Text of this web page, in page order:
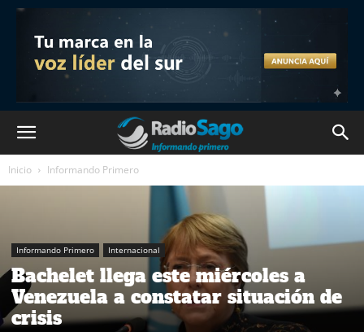
Inicio Informando Primero
Informando Primero Internacional
Bachelet llega este miércoles a
Venezuela a constatar situación de
crisis